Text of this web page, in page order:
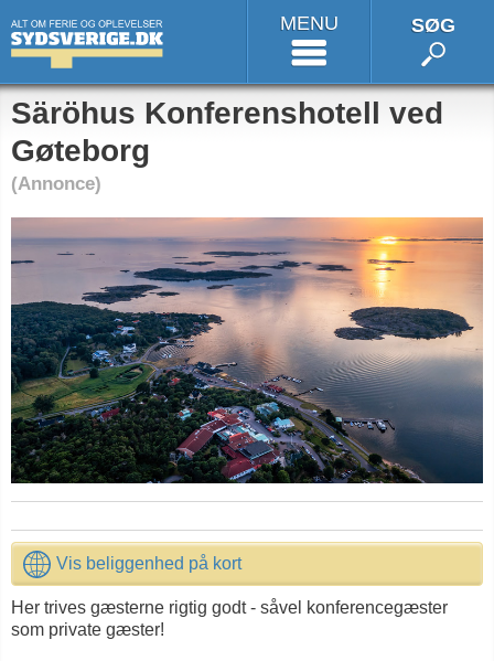
MENU SØG
Säröhus Konferenshotell ved
Gøteborg
(Annonce)
Vis beliggenhed på kort
Her trives gæsterne rigtig godt - såvel konferencegæster
som private gæster!